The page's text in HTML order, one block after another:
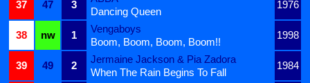
37 47 3 1976
Dancing Queen
38
nw 1
Vengaboys
1998
Boom, Boom, Boom, Boom!!
39
49 2
Jermaine Jackson & Pia Zadora
1984
When The Rain Begins To Fall